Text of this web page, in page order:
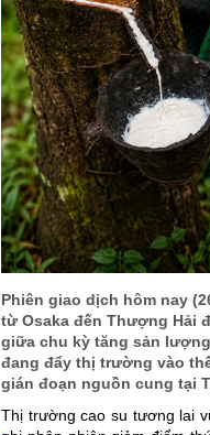
Phiên giao dịch hôm nay
từ Osaka đến Thượng Hải
giữa chu kỳ tăng sản
đang đẩy thị trường vào
gián đoạn nguồn cung tại
Thị trường cao su tương lai